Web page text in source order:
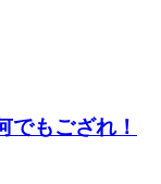
でもござれ！